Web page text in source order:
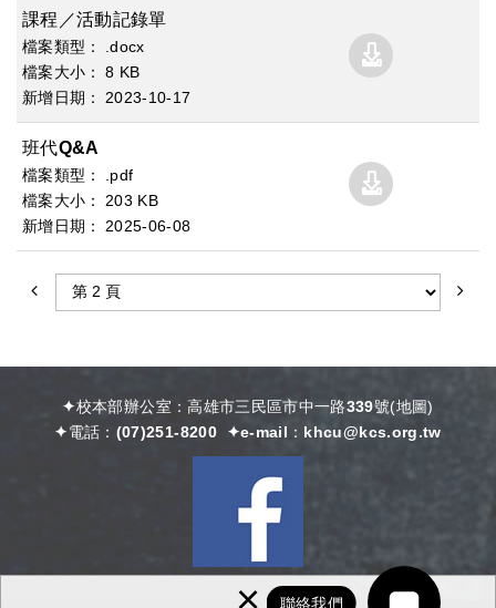
×
課程／活動記錄單
.docx
8 KB
2023 10 17
班代Q&A
.pdf
203 KB
2025 06 08
✦校本部辦公室：高雄市三民區市中一路339號(地圖)
✦電話： (07)251-8200✦e-mail： khcu@kcs.org.tw
聯絡我們